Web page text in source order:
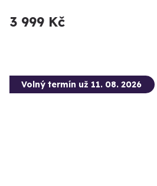
3 999 Kč
Volný termín už 11. 08. 2026